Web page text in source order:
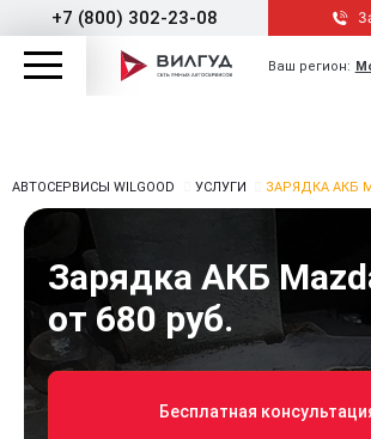
+7 (800) 302-23-08
Ваш регион:
АВТОСЕРВИСЫ WILGOOD УСЛУГИ ЗАРЯДКА АКБ
Зарядка АКБ
от 680 руб.
Бесплатная